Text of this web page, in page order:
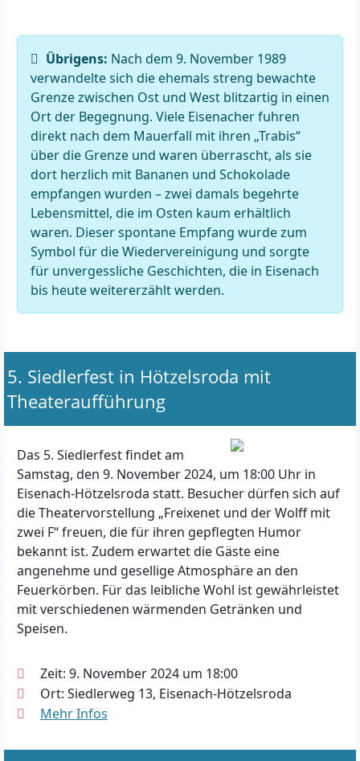
Übrigens: Nach dem 9. November 1989
verwandelte sich die ehemals streng bewachte
Grenze zwischen Ost und West blitzartig in einen
Ort der Begegnung. Viele Eisenacher fuhren
direkt nach dem Mauerfall mit ihren „Trabis“
über die Grenze und waren überrascht, als sie
dort herzlich mit Bananen und Schokolade
empfangen wurden – zwei damals begehrte
Lebensmittel, die im Osten kaum erhältlich
waren. Dieser spontane Empfang wurde zum
Symbol für die Wiedervereinigung und sorgte
für unvergessliche Geschichten, die in Eisenach
bis heute weitererzählt werden.
5. Siedlerfest in Hötzelsroda mit
Theateraufführung
Das 5. Siedlerfest findet am
Samstag, den 9. November 2024, um 18:00 Uhr in
Eisenach-Hötzelsroda statt. Besucher dürfen sich auf
die Theatervorstellung „Freixenet und der Wolff mit
zwei F“ freuen, die für ihren gepflegten Humor
bekannt ist. Zudem erwartet die Gäste eine
angenehme und gesellige Atmosphäre an den
Feuerkörben. Für das leibliche Wohl ist gewährleistet
mit verschiedenen wärmenden Getränken und
Speisen.
Zeit: 9. November 2024 um 18:00
Ort: Siedlerweg 13, Eisenach-Hötzelsroda
Mehr Infos